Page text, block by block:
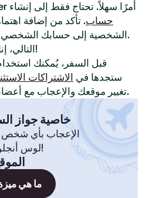
أولاً ، يُعد استخدام Tinder أمرًا سهلاً. تحتاج فقط إلى إنشاء
حساب. تأكد من إضافة
الشخصية إلى حسابك الشخصي لإظهار سِمات شخصيتك.
التالي، !
قبل السفر، يُمكنك
ستجدها في الاشتراكات
تغيير موقعك والإعجاب مع أعضاء في مدينة أو بلدة أخرى.
خاصية جواز
الإعجاب بأي شخص
لوس أنجلوس، سيدني، انطلق!
ما هي